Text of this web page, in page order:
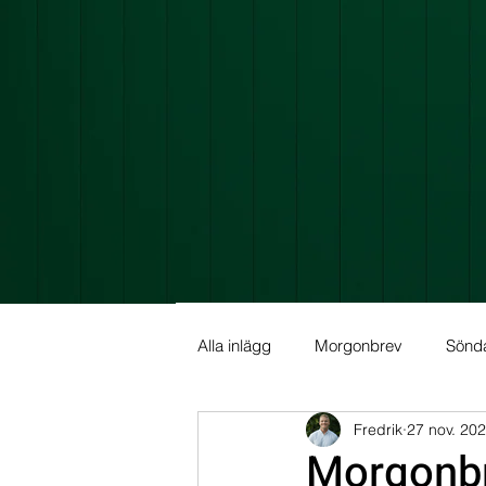
Alla inlägg Morgonbrev
Allmän info Fundamental
Fredrik 27 nov.